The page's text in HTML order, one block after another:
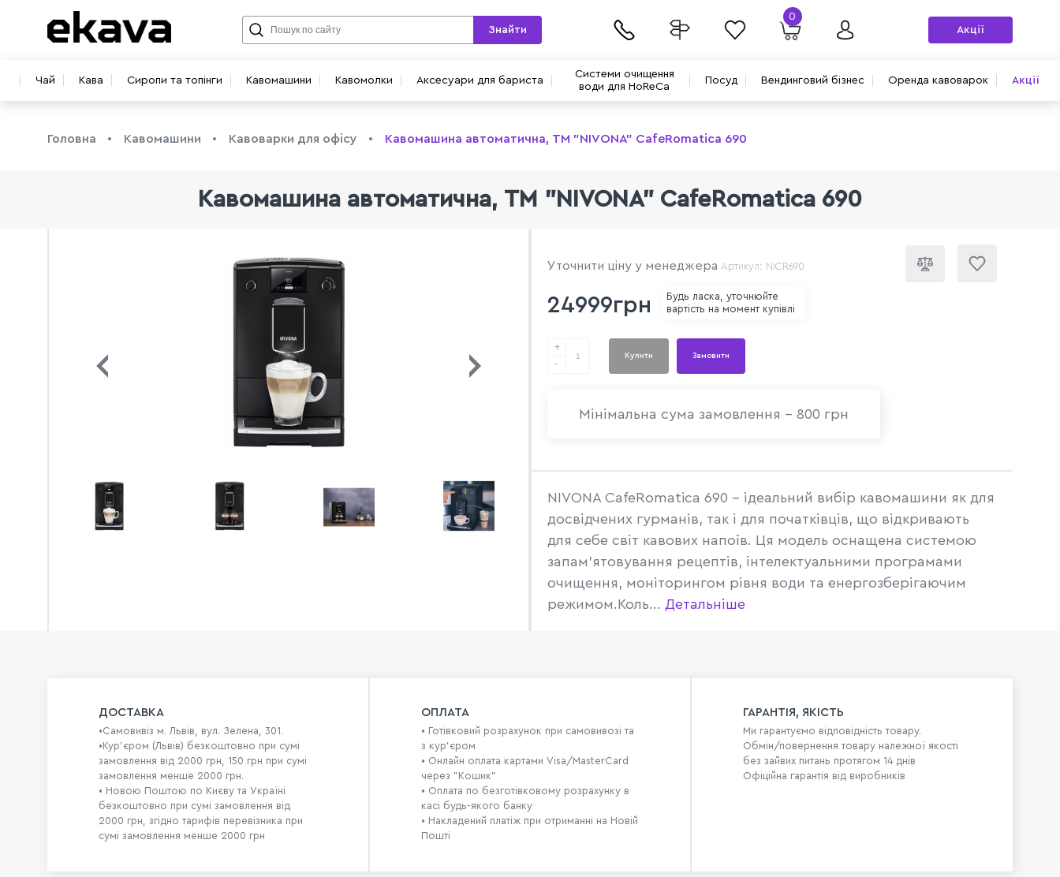
Чай Кава Сиропи та топінги Кавомашини Кавомолки Аксесуари для бариста
Системи очищення
води для HoReCa
Посуд Вендинговий бізнес Оренда кавоварок Акції
Знайти
0
Акції
Головна Кавомашини Кавоварки для офісу Кавомашина автоматична, ТМ "NIVONA" CafeRomatica 690
Кавомашина автоматична, ТМ "NIVONA" CafeRomatica 690
Уточнити ціну у менеджера Артикул: NICR690
24999грн
Будь ласка, уточнюйте
вартість на момент купівлі
+
-
Купити Замовити
Мінімальна сума замовлення - 800 грн
NIVONA CafeRomatica 690 - ідеальний вибір кавомашини як для
досвідчених гурманів, так і для початківців, що відкривають
для себе світ кавових напоїв. Ця модель оснащена системою
запам'ятовування рецептів, інтелектуальними програмами
очищення, моніторингом рівня води та енергозберігаючим
режимом.Коль... Детальніше
ДОСТАВКА
•Самовивіз м. Львів, вул. Зелена, 301.
•Кур'єром (Львів) безкоштовно при сумі
замовлення від 2000 грн, 150 грн при сумі
замовлення менше 2000 грн.
• Новою Поштою по Києву та Україні
безкоштовно при сумі замовлення від
2000 грн, згідно тарифів перевізника при
сумі замовлення менше 2000 грн
ОПЛАТА
• Готівковий розрахунок при самовивозі та
з кур’єром
• Онлайн оплата картами Visa/MasterCard
через "Кошик"
• Оплата по безготівковому розрахунку в
касі будь-якого банку
• Накладений платіж при отриманні на Новій
Пошті
ГАРАНТІЯ, ЯКІСТЬ
Ми гарантуємо відповідність товару.
Обмін/повернення товару належної якості
без зайвих питань протягом 14 днів
Офіційна гарантія від виробників